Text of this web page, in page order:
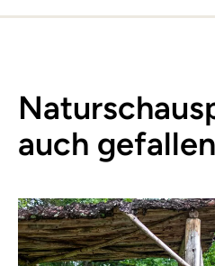
auch